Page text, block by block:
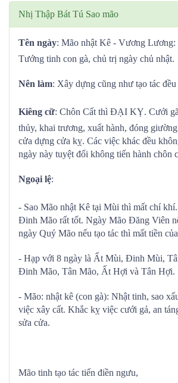
Nhị Thập Bát Tú Sao mão
Tên ngày: Mão nhật Kê - Vương
Tướng tinh con gà, chủ trị ngày chủ nhật.
Nên làm: Xây dựng cũng như tạo tác đều
Kiêng cữ: Chôn Cất thì ĐẠI KỴ. Cưới
thủy, khai trương, xuất hành, đóng
cửa dựng cửa kỵ. Các việc khác đều
ngày này tuyệt đối không tiến hành chôn
Ngoại lệ:
- Sao Mão nhật Kê tại Mùi thì mất chí
Đinh Mão rất tốt. Ngày Mão Đăng Viên
ngày Quý Mão nếu tạo tác thì mất tiền
- Hạp với 8 ngày là Ất Mùi, Đinh Mùi,
Đinh Mão, Tân Mão, Ất Hợi và Tân Hợi.
- Mão: nhật kê (con gà): Nhật tinh, sao
việc xây cất. Khắc kỵ việc cưới gả, an
sửa cửa.
Mão tinh tạo tác tiến điền ngưu,